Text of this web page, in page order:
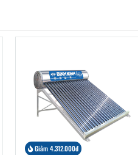
Giảm 4.312.000đ